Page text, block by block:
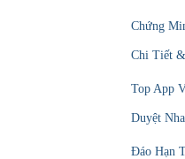
Chứng
Chi Tiết
Top App
Duyệt
Đáo Hạn